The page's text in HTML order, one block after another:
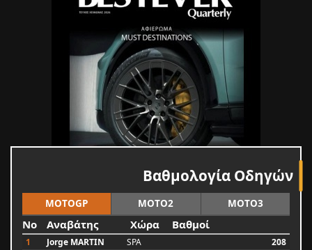
Βαθμολογία Οδηγών
MOTOGP MOTO2 MOTO3
No Αναβάτης Χώρα Βαθμοί
1 Jorge MARTIN SPA
208